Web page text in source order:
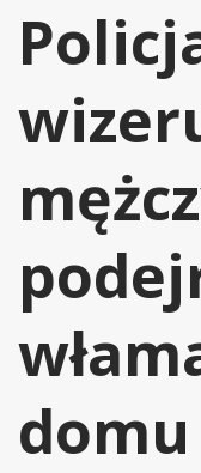
domu